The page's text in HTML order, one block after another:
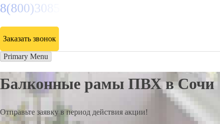
8(800)3085303
Заказать звонок
Primary Menu
Балконные рамы ПВХ в Сочи
Отправьте заявку в период действия акции!